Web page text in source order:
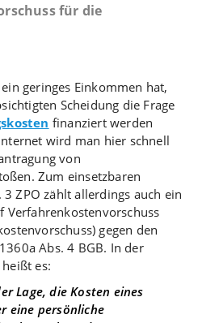
für die
geringes Einkommen hat,
Scheidung die Frage
finanziert werden
wird man hier schnell
von
Zum einsetzbaren
ZPO zählt allerdings auch ein
Verfahrenkostenvorschuss
gegen den
Abs. 4 BGB. In der
es:
Lage, die Kosten eines
eine persönliche